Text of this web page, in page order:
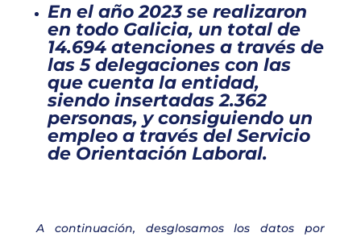
En el año 2023 se realizaron
en todo Galicia, un total de
14.694atencionesa través de
las 5 delegaciones con las
que cuenta la entidad,
siendo insertadas2.362
personas, y consiguiendo un
empleo a través del Servicio
de Orientación Laboral.
A continuación, desglosamos los datos por